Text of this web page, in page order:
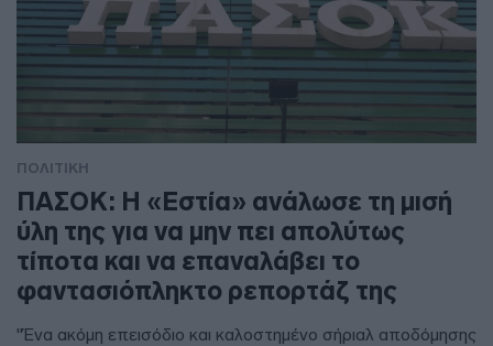
ΠΟΛΙΤΙΚΗ
ΠΑΣΟΚ: Η «Εστία» ανάλωσε τη μισή
ύλη της για να μην πει απολύτως
τίποτα και να επαναλάβει το
φαντασιόπληκτο ρεπορτάζ της
"Ένα ακόμη επεισόδιο και καλοστημένο σήριαλ αποδόμησης